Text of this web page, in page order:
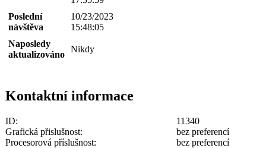
Poslední
návštěva
10/23/2023
15:48:05
Naposledy
aktualizováno
Nikdy
Kontaktní informace
ID:
11340
Grafická přislušnost:
bez preferencí
Procesorová příslušnost:
bez preferencí